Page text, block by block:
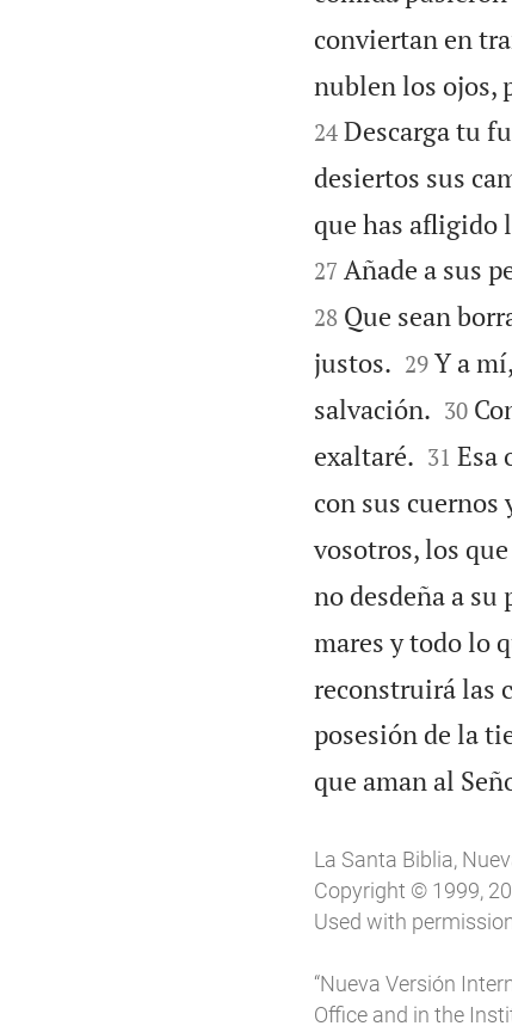
conviertan en
nublen los ojos,
24 Descarga tu
desiertos sus
que has afligido
27 Añade a sus
28 Que sean
justos.
29 Y a
salvación.
30
exaltaré.
31 Esa
con sus cuernos
vosotros, los
no desdeña a
mares y todo lo
reconstruirá las
posesión de la
que aman al
La Santa Biblia,
Copyright © 1999,
Used with
“Nueva Versión
Office and in the